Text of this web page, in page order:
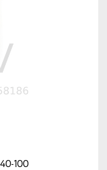
100